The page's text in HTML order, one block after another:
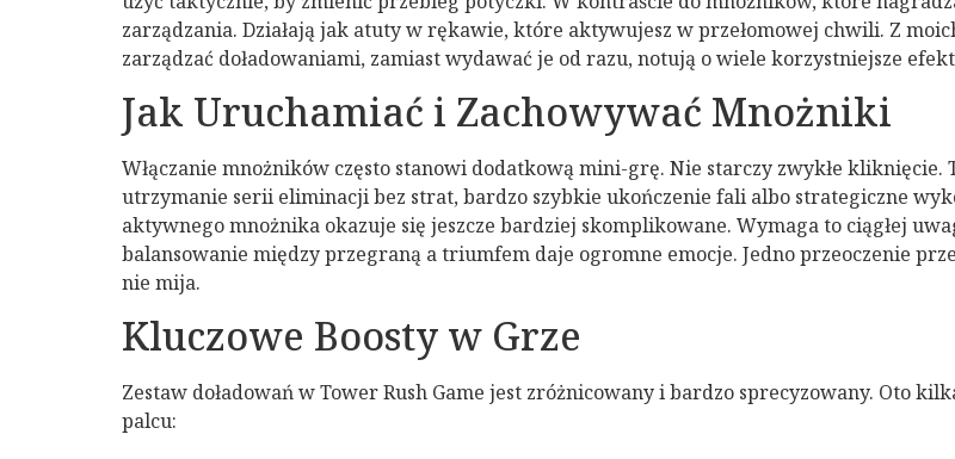
zarządzania. Działają jak atuty w rękawie, które aktywujesz w przełomowej chwili. Z
zarządzać doładowaniami, zamiast wydawać je od razu, notują o wiele korzystniejsze
Jak Uruchamiać i Zachowywać Mnożniki
Włączanie mnożników często stanowi dodatkową mini-grę. Nie starczy zwykłe
utrzymanie serii eliminacji bez strat, bardzo szybkie ukończenie fali albo strategiczne
aktywnego mnożnika okazuje się jeszcze bardziej skomplikowane. Wymaga to ciągłej
balansowanie między przegraną a triumfem daje ogromne emocje. Jedno przeoczenie
nie mija.
Kluczowe Boosty w Grze
Zestaw doładowań w Tower Rush Game jest zróżnicowany i bardzo sprecyzowany. Oto
palcu: